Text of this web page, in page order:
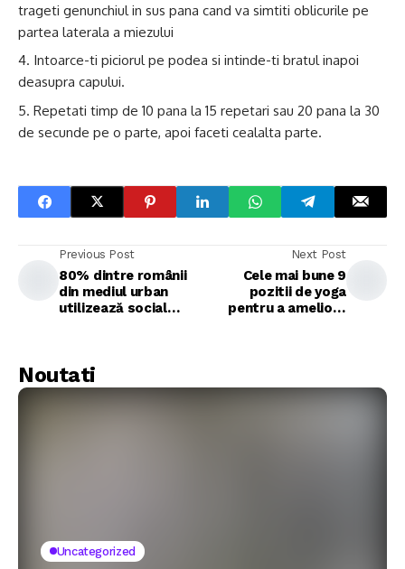
trageti genunchiul in sus pana cand va simtiti oblicurile pe
partea laterala a miezului
Intoarce-ti piciorul pe podea si intinde-ti bratul inapoi
deasupra capului.
Repetati timp de 10 pana la 15 repetari sau 20 pana la 30
de secunde pe o parte, apoi faceti cealalta parte.
Previous Post
80% dintre românii
din mediul urban
utilizează social
Next Post
Cele mai bune 9
pozitii de yoga
pentru a ameliora
Noutati
Uncategorized